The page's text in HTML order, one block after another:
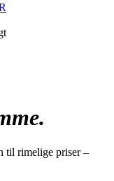
til rimelige priser –